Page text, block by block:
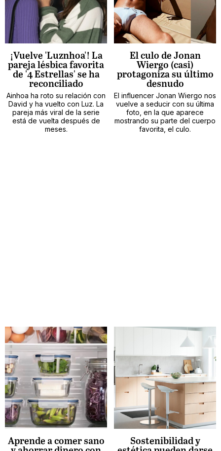
¡Vuelve 'Luznhoa'! La
pareja lésbica favorita
de '4 Estrellas' se ha
reconciliado
Ainhoa ha roto su relación con
David y ha vuelto con Luz. La
pareja más viral de la serie
está de vuelta después de
meses.
El culo de Jonan
Wiergo (casi)
protagoniza su último
desnudo
El influencer Jonan Wiergo nos
vuelve a seducir con su última
foto, en la que aparece
mostrando su parte del cuerpo
favorita, el culo.
Aprende a comer sano
Sostenibilidad y